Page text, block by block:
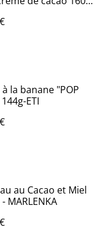
à la banane "POP
ETI
au Cacao et Miel
MARLENKA